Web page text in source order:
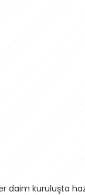
daim kuruluşta